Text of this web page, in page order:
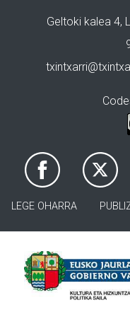
Geltoki kalea 4,
LEGE OHARRA